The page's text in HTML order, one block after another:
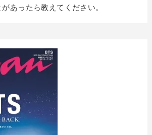
あったら教えてください。